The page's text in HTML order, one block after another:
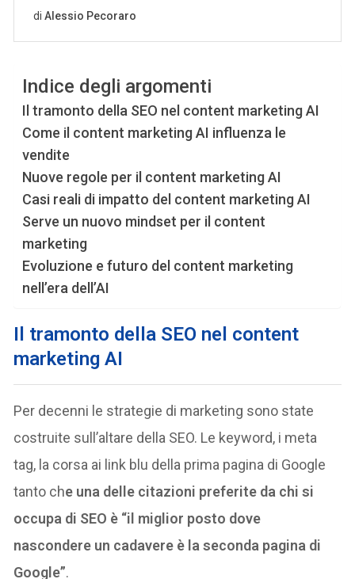
Indice degli argomenti
Il tramonto della SEO nel content marketing AI
Come il content marketing AI influenza le
vendite
Nuove regole per il content marketing AI
Casi reali di impatto del content marketing AI
Serve un nuovo mindset per il content
marketing
Evoluzione e futuro del content marketing
nell’era dell’AI
Il tramonto della SEO nel content
marketing AI
Per decenni le strategie di marketing sono state
costruite sull’altare della SEO. Le keyword, i meta
tag, la corsa ai link blu della prima pagina di Google
tanto che una delle citazioni preferite da chi si
occupa di SEO è “il miglior posto dove
nascondere un cadavere è la seconda pagina di
Google”.